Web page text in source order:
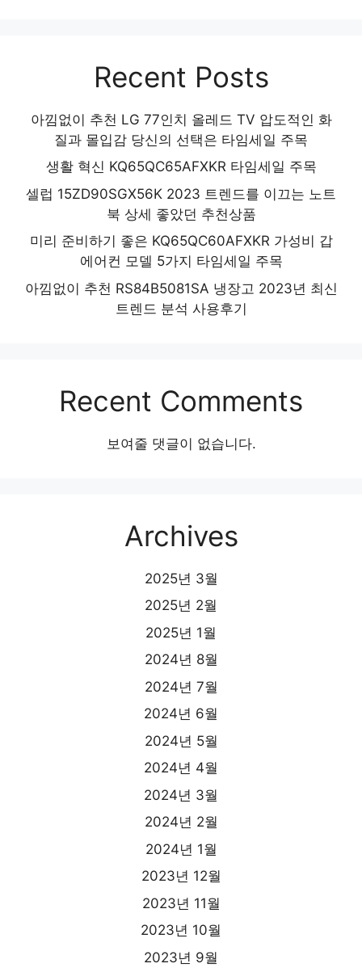
Recent Posts
아낌없이 추천 LG 77인치 올레드 TV 압도적인 화
질과 몰입감 당신의 선택은 타임세일 주목
생활 혁신 KQ65QC65AFXKR 타임세일 주목
셀럽 15ZD90SGX56K 2023 트렌드를 이끄는 노트
북 상세 좋았던 추천상품
미리 준비하기 좋은 KQ65QC60AFXKR 가성비 갑
에어컨 모델 5가지 타임세일 주목
아낌없이 추천 RS84B5081SA 냉장고 2023년 최신
트렌드 분석 사용후기
Recent Comments
보여줄 댓글이 없습니다.
Archives
2025년 3월
2025년 2월
2025년 1월
2024년 8월
2024년 7월
2024년 6월
2024년 5월
2024년 4월
2024년 3월
2024년 2월
2024년 1월
2023년 12월
2023년 11월
2023년 10월
2023년 9월